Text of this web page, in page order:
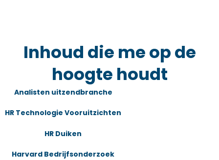
Inhoud die me op de
hoogte houdt
Analisten uitzendbranche
HR Technologie Vooruitzichten
HR Duiken
Harvard Bedrijfsonderzoek